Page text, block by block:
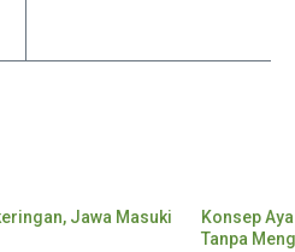
Jawa Masuki
Konsep
Tanpa